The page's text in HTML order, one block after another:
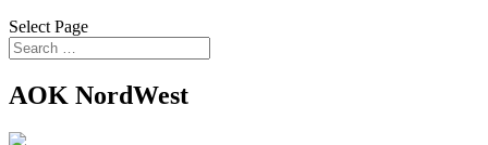
Select Page
AOK NordWest